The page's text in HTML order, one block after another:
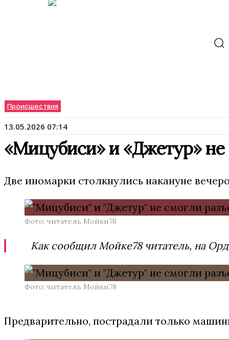
Происшествия
13.05.2026 07:14
«Мицубиси» и «Джетур» не
Две иномарки столкнулись накануне
Фото: читатель Мойки78
Как сообщил Мойке78 читатель, на
Фото: читатель Мойки78
Предварительно, пострадали только